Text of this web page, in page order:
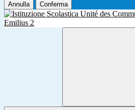
Annulla Conferma